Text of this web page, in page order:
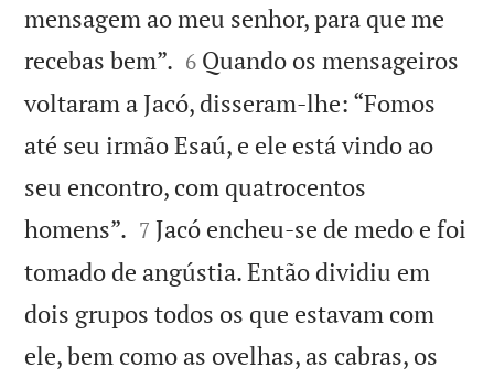
mensagem ao meu senhor, para que me
recebas bem”. 

6 Quando os mensageiros
voltaram a Jacó, disseram-lhe: “Fomos
até seu irmão Esaú, e ele está vindo ao
seu encontro, com quatrocentos
homens”. 

7 Jacó encheu-se de medo e foi
tomado de angústia. Então dividiu em
dois grupos todos os que estavam com
ele, bem como as ovelhas, as cabras, os